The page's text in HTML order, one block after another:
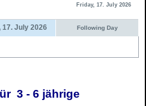
Friday, 17. July 2026
17. July 2026 Following Day
3 - 6 jährige